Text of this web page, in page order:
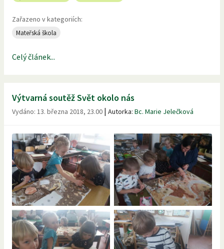
Zařazeno v kategoriích:
Mateřská škola
Celý článek...
Výtvarná soutěž Svět okolo nás
Vydáno: 13. března 2018, 23.00 | Autorka: Bc. Marie Jelečková